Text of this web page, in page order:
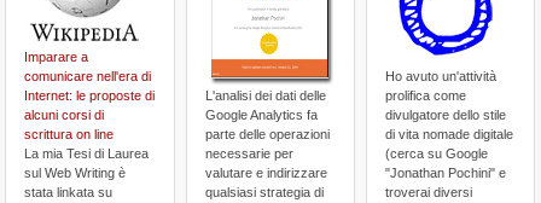
Imparare a
comunicare nell'era di
Internet: le proposte di
alcuni corsi di
scrittura on line
La mia Tesi di Laurea
sul Web Writing è
stata linkata su
L'analisi dei dati delle
Google Analytics fa
parte delle operazioni
necessarie per
valutare e indirizzare
qualsiasi strategia di
Ho avuto un'attività
prolifica come
divulgatore dello stile
di vita nomade digitale
(cerca su Google
"Jonathan Pochini" e
troverai diversi